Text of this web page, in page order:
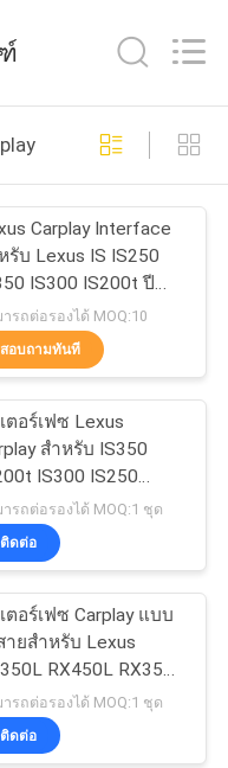
ถยนต์
70
56
Carplay Interface
รับ Lexus IS IS250
IS300 IS200t ปี
2021
รถต่อรองได้ MOQ:10
สอบถามทันที
ตอร์เฟซ Lexus
สําหรับ IS350
IS300 IS250
IS การควบคุม
ดุม 2013-2020
รถต่อรองได้ MOQ:1 ชุด
ติดต่อ
ตอร์เฟซ Carplay แบบ
ายสําหรับ Lexus
RX450L RX350
RX200t RX Knob
2016-2019
รถต่อรองได้ MOQ:1 ชุด
ติดต่อ